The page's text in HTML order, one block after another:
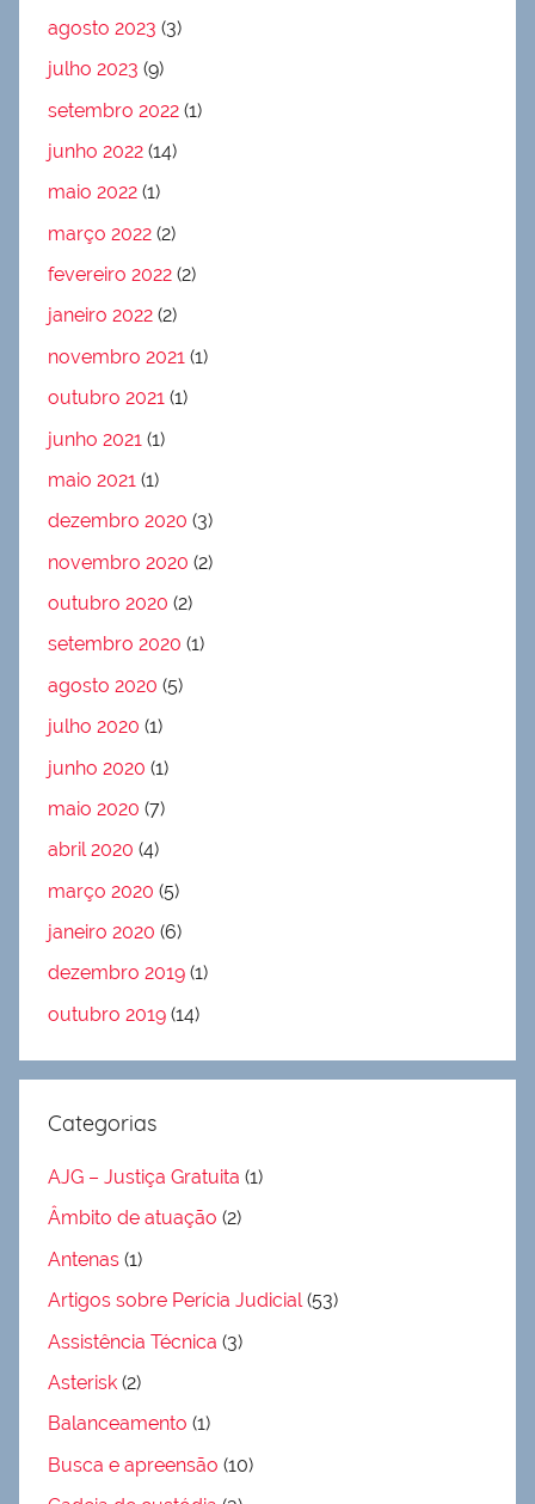
agosto 2023 (3)
julho 2023 (9)
setembro 2022 (1)
junho 2022 (14)
maio 2022 (1)
março 2022 (2)
fevereiro 2022 (2)
janeiro 2022 (2)
novembro 2021 (1)
outubro 2021 (1)
junho 2021 (1)
maio 2021 (1)
dezembro 2020 (3)
novembro 2020 (2)
outubro 2020 (2)
setembro 2020 (1)
agosto 2020 (5)
julho 2020 (1)
junho 2020 (1)
maio 2020 (7)
abril 2020 (4)
março 2020 (5)
janeiro 2020 (6)
dezembro 2019 (1)
outubro 2019 (14)
Categorias
AJG – Justiça Gratuita (1)
Âmbito de atuação (2)
Antenas (1)
Artigos sobre Perícia Judicial(53)
Assistência Técnica (3)
Asterisk (2)
Balanceamento (1)
Busca e apreensão (10)